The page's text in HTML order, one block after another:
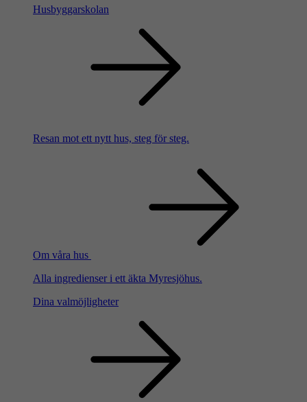
Husbyggarskolan
Resan mot ett nytt hus, steg för steg.
Om våra hus
Alla ingredienser i ett äkta Myresjöhus.
Dina valmöjligheter